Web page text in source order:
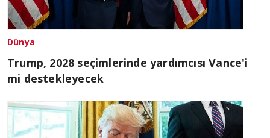
Dünya
Trump, 2028 seçimlerinde yardımcısı Vance'i
mi destekleyecek